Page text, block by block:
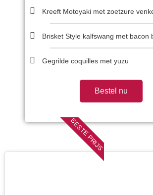
Kreeft Motoyaki met zoetzure
Brisket Style kalfswang met bacon
Gegrilde coquilles met yuzu
Bestel nu
BESTE PRIJS